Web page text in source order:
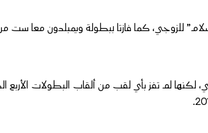
7 مرات في الفردي، لكنها لم تفز بأي لقب من ألقاب البطولات